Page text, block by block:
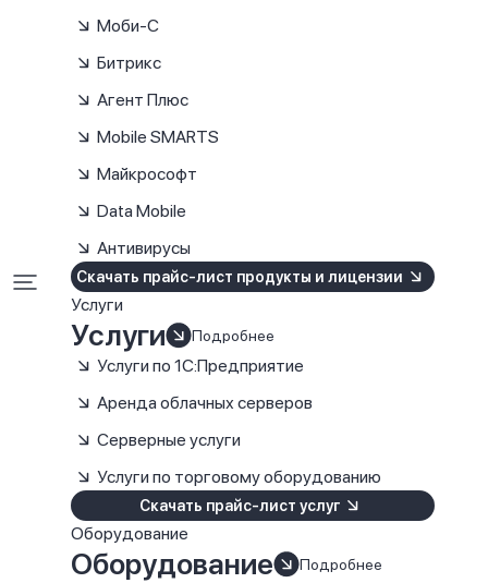
Моби-С
Битрикс
Агент Плюс
Mobile SMARTS
Майкрософт
Data Mobile
Антивирусы
Скачать прайс-лист продукты и лицензии
Услуги
Услуги Подробнее
Услуги по 1С:Предприятие
Аренда облачных серверов
Серверные услуги
Услуги по торговому оборудованию
Скачать прайс-лист услуг
Оборудование
Оборудование Подробнее